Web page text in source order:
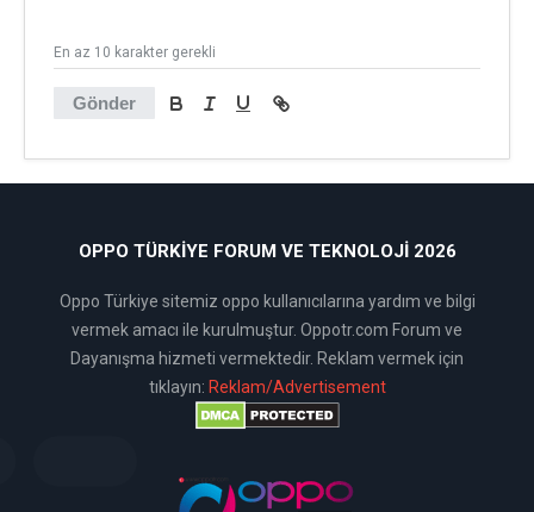
Gönder
En az 10 karakter gerekli
OPPO TÜRKIYE FORUM VE TEKNOLOJI 2026
Oppo Türkiye sitemiz oppo kullanıcılarına yardım ve bilgi
vermek amacı ile kurulmuştur. Oppotr.com Forum ve
Dayanışma hizmeti vermektedir. Reklam vermek için
tıklayın: Reklam/Advertisement